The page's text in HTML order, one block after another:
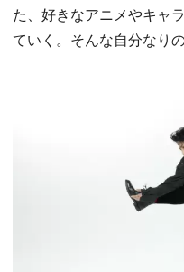
た、好きなアニメやキャ
ていく。そんな自分なり